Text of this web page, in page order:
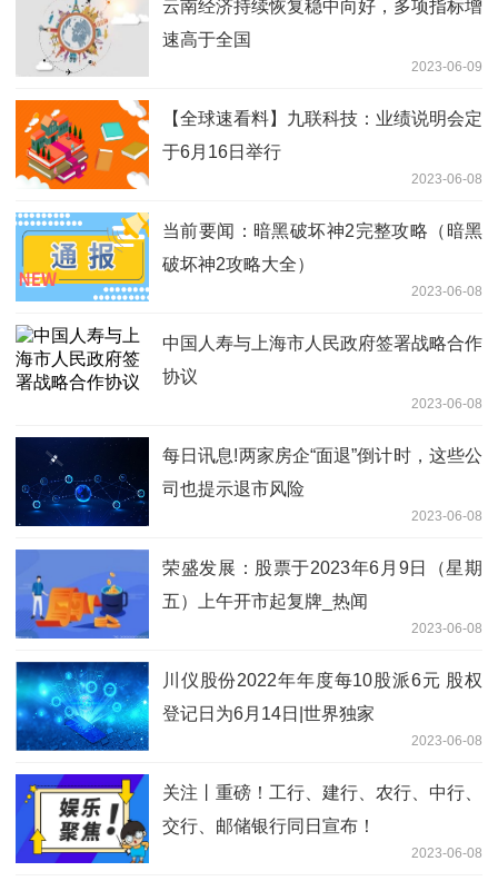
云南经济持续恢复稳中向好，多项指标增
速高于全国
2023-06-09
【全球速看料】九联科技：业绩说明会定
于6月16日举行
2023-06-08
当前要闻：暗黑破坏神2完整攻略（暗黑
破坏神2攻略大全）
2023-06-08
中国人寿与上海市人民政府签署战略合作
协议
2023-06-08
每日讯息!两家房企“面退”倒计时，这些公
司也提示退市风险
2023-06-08
荣盛发展：股票于2023年6月9日（星期
五）上午开市起复牌_热闻
2023-06-08
川仪股份2022年年度每10股派6元 股权
登记日为6月14日|世界独家
2023-06-08
关注丨重磅！工行、建行、农行、中行、
交行、邮储银行同日宣布！
2023-06-08